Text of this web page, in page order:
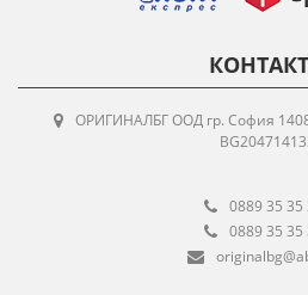
ОРИГИНАЛБГ ООД гр. София
0889 35 35
0889 35 35